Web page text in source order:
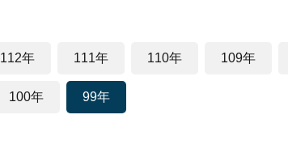
112年 111年 110年 109年
100年 99年